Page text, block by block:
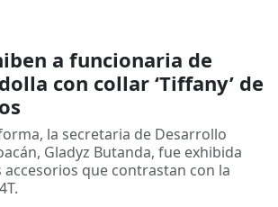
a funcionaria de
con collar ‘Tiffany’ de
la secretaria de Desarrollo
Gladyz Butanda, fue exhibida
que contrastan con la